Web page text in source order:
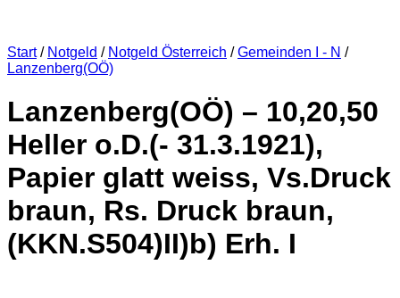
Start / Notgeld / Notgeld Österreich / Gemeinden I - N /
Lanzenberg(OÖ)
Lanzenberg(OÖ) – 10,20,50
Heller o.D.(- 31.3.1921),
Papier glatt weiss, Vs.Druck
braun, Rs. Druck braun,
(KKN.S504)II)b) Erh. I